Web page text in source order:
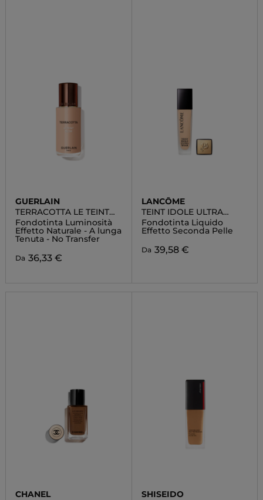
GUERLAIN
TERRACOTTA LE TEINT
GLOW
Fondotinta Luminosità
Effetto Naturale - A lunga
Tenuta - No Transfer
Da 36,33 €
LANCÔME
TEINT IDOLE ULTRA
WEAR
Fondotinta Liquido
Effetto Seconda Pelle
Da 39,58 €
CHANEL
SHISEIDO